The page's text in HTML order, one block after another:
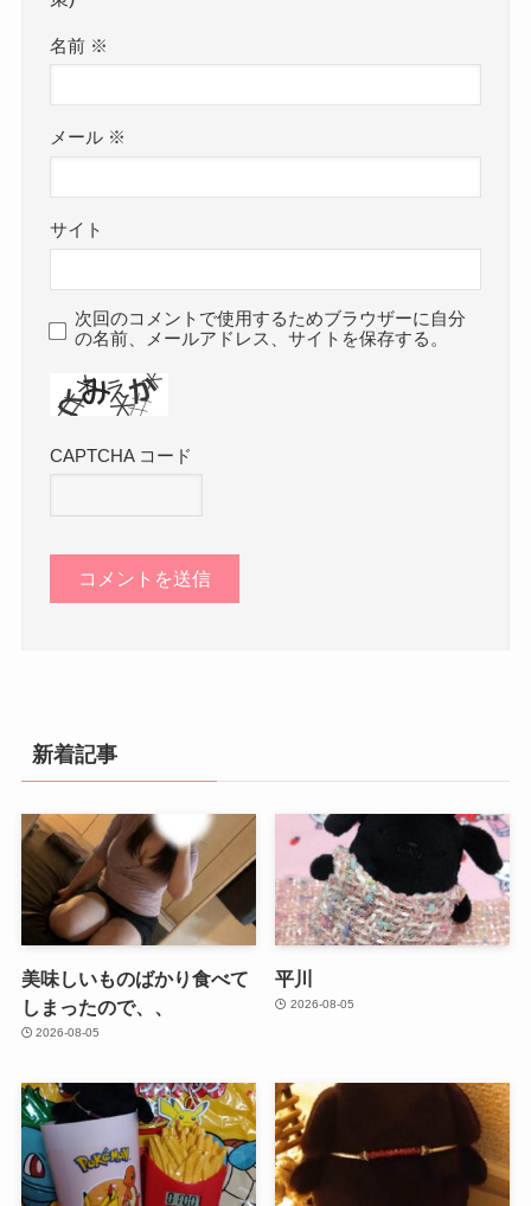
名前 ※
メール ※
サイト
次回のコメントで使用するためブラウザーに自分
の名前、メールアドレス、サイトを保存する。
CAPTCHA コード
新着記事
美味しいものばかり食べて
しまったので、、
2026-08-05
平川
2026-08-05